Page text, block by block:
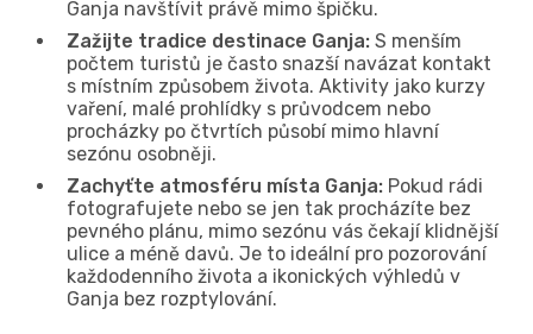
Ganja navštívit právě mimo špičku.
Zažijte tradice destinace Ganja: S menším
počtem turistů je často snazší navázat kontakt
s místním způsobem života. Aktivity jako kurzy
vaření, malé prohlídky s průvodcem nebo
procházky po čtvrtích působí mimo hlavní
sezónu osobněji.
Zachyťte atmosféru místa Ganja: Pokud rádi
fotografujete nebo se jen tak procházíte bez
pevného plánu, mimo sezónu vás čekají klidnější
ulice a méně davů. Je to ideální pro pozorování
každodenního života a ikonických výhledů v
Ganja bez rozptylování.